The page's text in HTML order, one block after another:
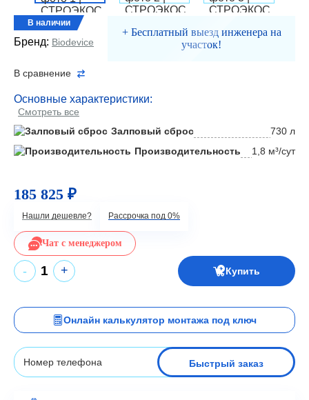
В наличии
Бренд: Biodevice
+ Бесплатный выезд инженера на
участок!
В сравнение
Основные характеристики:
Смотреть все
Залповый сброс
730 л
Производительность
1,8 м³/сут
- +
185 825 ₽
Нашли дешевле? Рассрочка под 0%
Чат с менеджером
Купить
Онлайн калькулятор монтажа под ключ
Быстрый заказ